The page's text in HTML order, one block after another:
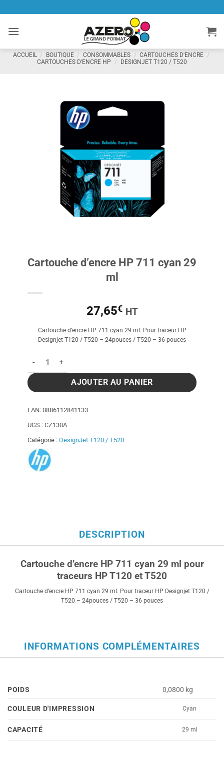
contenu
ACCUEIL / BOUTIQUE / CONSOMMABLES / CARTOUCHES D'ENCRE /
CARTOUCHES D'ENCRE HP / DESIGNJET T120 / T520
Cartouche d’encre HP 711 cyan 29
ml
27,65€ HT
Cartouche d’encre HP 711 cyan 29 ml. Pour traceur HP
Designjet T120 / T520 – 24pouces / T520 – 36 pouces
quantité de Cartouche d'encre HP 711 cyan 29 ml
AJOUTER AU PANIER
EAN: 0886112841133
UGS : CZ130A
Catégorie : DesignJet T120 / T520
DESCRIPTION
Cartouche d’encre HP 711 cyan 29 ml pour
traceurs HP T120 et T520
Cartouche d’encre HP 711 cyan 29 ml. Pour traceur HP Designjet T120 /
T520 – 24pouces / T520 – 36 pouces
INFORMATIONS COMPLÉMENTAIRES
POIDS 0,0800 kg
COULEUR D'IMPRESSION Cyan
CAPACITÉ 29 ml